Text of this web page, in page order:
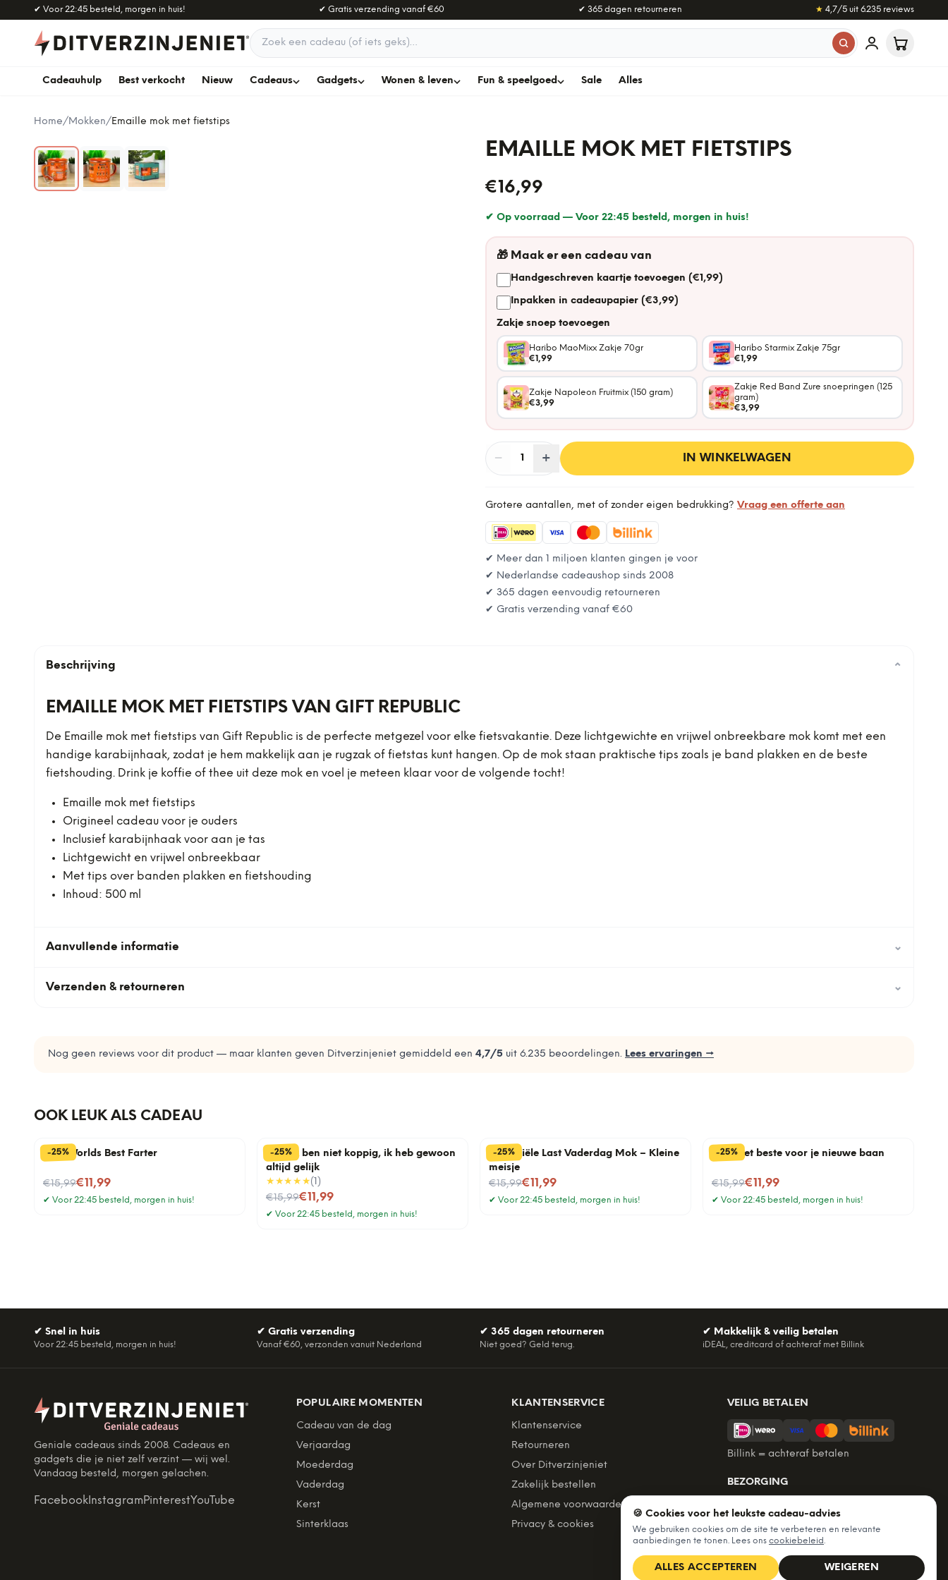
Naar hoofdinhoud
✔ Voor 22:45 besteld, morgen in huis! ✔ Gratis verzending vanaf€60 ✔ 365 dagen retourneren ★ 4,7/5 uit 6.235reviews
Zoek een cadeau
Cadeauhulp Best verkocht Nieuw Cadeaus Gadgets Wonen & leven Fun & speelgoed Sale Alles
Home/Mokken/Emaille mok met fietstips
EMAILLE MOK MET FIETSTIPS
€16,99
✔ Op voorraad — Voor 22:45 besteld, morgen in huis!
🎁 Maak er een cadeau van
Handgeschreven kaartje toevoegen (€1,99)
Inpakken in cadeaupapier (€3,99)
Zakje snoep toevoegen
Haribo MaoMixx Zakje 70gr
€1,99
Haribo Starmix Zakje 75gr
€1,99
Zakje Napoleon Fruitmix (150 gram)
€3,99
Zakje Red Band Zure snoepringen (125
gram)
€3,99
− Aantal
1 + IN WINKELWAGEN
Grotere aantallen, met of zonder eigen bedrukking? Vraag een offerte aan
✔ Meer dan 1 miljoen klanten gingen je voor
✔ Nederlandse cadeaushop sinds 2008
✔ 365 dagen eenvoudig retourneren
✔ Gratis verzending vanaf €60
Beschrijving ⌄
EMAILLE MOK MET FIETSTIPS VAN GIFT REPUBLIC
De Emaille mok met fietstips van Gift Republic is de perfecte metgezel voor elke fietsvakantie. Deze lichtgewichte en vrijwel onbreekbare mok komt met een
handige karabijnhaak, zodat je hem makkelijk aan je rugzak of fietstas kunt hangen. Op de mok staan praktische tips zoals je band plakken en de beste
fietshouding. Drink je koffie of thee uit deze mok en voel je meteen klaar voor de volgende tocht!
Emaille mok met fietstips
Origineel cadeau voor je ouders
Inclusief karabijnhaak voor aan je tas
Lichtgewicht en vrijwel onbreekbaar
Met tips over banden plakken en fietshouding
Inhoud: 500 ml
Aanvullende informatie ⌄
Verzenden & retourneren ⌄
Nog geen reviews voor dit product — maar klanten geven Ditverzinjeniet gemiddeld een 4,7/5 uit 6.235 beoordelingen. Lees ervaringen →
OOK LEUK ALS CADEAU
-25%
Mok Worlds Best Farter
€15,99
Nu voor€11,99
✔ Voor 22:45 besteld, morgen in huis!
-25%
Mok Ik ben niet koppig, ik heb gewoon
altijd gelijk
★★★★★( 1 )
€15,99
Nu voor€11,99
✔ Voor 22:45 besteld, morgen in huis!
-25%
Financiële Last Vaderdag Mok – Kleine
meisje
€15,99
Nu voor€11,99
✔ Voor 22:45 besteld, morgen in huis!
-25%
Mok Het beste voor je nieuwe baan
€15,99
Nu voor€11,99
✔ Voor 22:45 besteld, morgen in huis!
✔ Snel in huis
Voor 22:45 besteld, morgen in huis!
✔ Gratis verzending
Vanaf €60, verzonden vanuit Nederland
✔ 365 dagen retourneren
Niet goed? Geld terug.
✔ Makkelijk & veilig betalen
iDEAL, creditcard of achteraf met Billink
Geniale cadeaus sinds 2008. Cadeaus en
gadgets die je niet zelf verzint — wij wel.
Vandaag besteld, morgen gelachen.
Facebook InstagramPinterestYouTube
POPULAIRE MOMENTEN
Cadeau van de dag
Verjaardag
Moederdag
Vaderdag
Kerst
Sinterklaas
KLANTENSERVICE
Klantenservice
Retourneren
Over Ditverzinjeniet
Zakelijk bestellen
Algemene voorwaarden
Privacy & cookies
VEILIG BETALEN
Billink = achteraf betalen
BEZORGING
Gratis verzending vanaf €60. Tot 365
dagen retourneren.
★ 4,7/5 uit 6.235beoordelingen
🍪 Cookies voor het leukste cadeau-advies
We gebruiken cookies om de site te verbeteren en relevante
aanbiedingen te tonen. Lees ons cookiebeleid.
ALLES ACCEPTEREN WEIGEREN